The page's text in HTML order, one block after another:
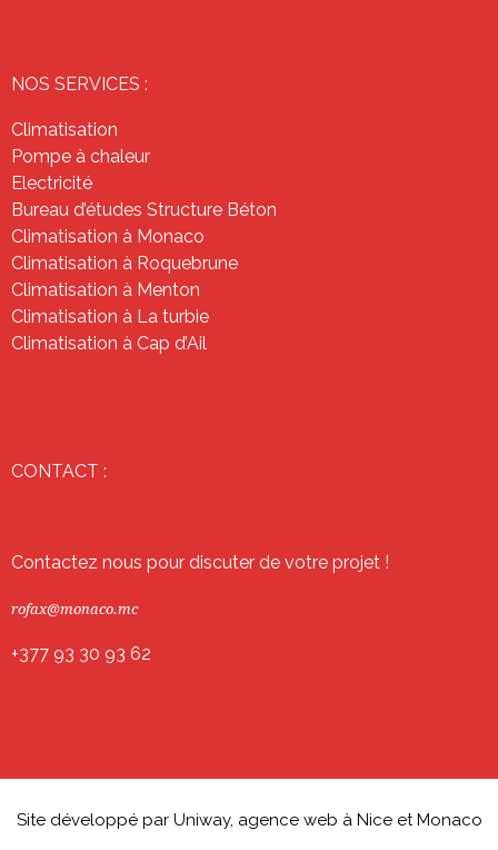
NOS SERVICES :
Climatisation
Pompe à chaleur
Electricité
Bureau d’études Structure Béton
Climatisation à Monaco
Climatisation à Roquebrune
Climatisation à Menton
Climatisation à La turbie
Climatisation à Cap d’Ail
CONTACT :
Contactez nous pour discuter de votre projet !
rofax@monaco.mc
+377 93 30 93 62
Site développé par Uniway, agence web à Nice et Monaco